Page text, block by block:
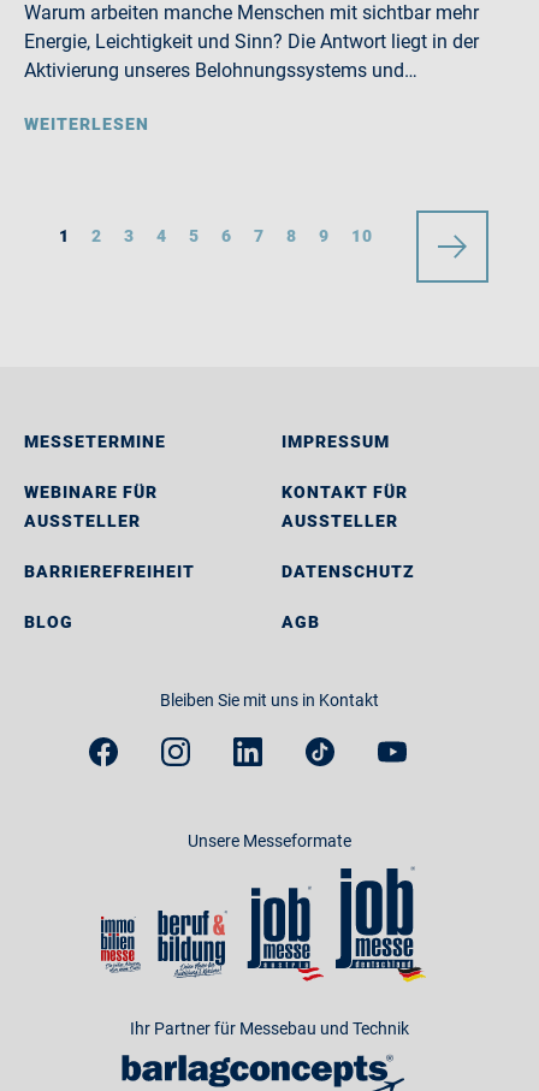
Warum arbeiten manche Menschen mit sichtbar mehr
Energie, Leichtigkeit und Sinn? Die Antwort liegt in der
Aktivierung unseres Belohnungssystems und…
WEITERLESEN
1 2 3 4 5 6 7 8 9 10
MESSETERMINE
WEBINARE FÜR
AUSSTELLER
BARRIEREFREIHEIT
BLOG
IMPRESSUM
KONTAKT FÜR
AUSSTELLER
DATENSCHUTZ
AGB
Bleiben Sie mit uns in Kontakt
Unsere Messeformate
Ihr Partner für Messebau und Technik